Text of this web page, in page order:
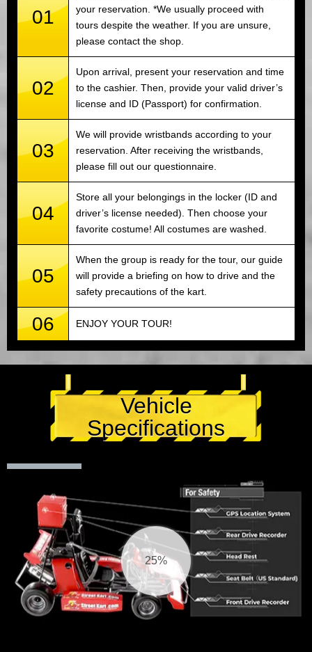
01
your reservation. *We usually proceed with
tours despite the weather. If you are unsure,
please contact the shop.
02
Upon arrival, present your reservation and time
to the cashier. Then, provide your valid driver’s
license and ID (Passport) for confirmation.
03
We will provide wristbands according to your
reservation. After receiving the wristbands,
please fill out our questionnaire.
04
Store all your belongings in the locker (ID and
driver’s license needed). Then choose your
favorite costume! All costumes are washed.
05
When the group is ready for the tour, our guide
will provide a briefing on how to drive and the
safety precautions of the kart.
06 ENJOY YOUR TOUR!
Vehicle
Specifications
26%